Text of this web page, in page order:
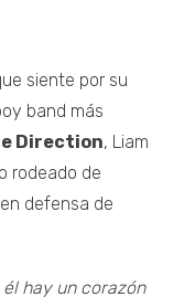
siente por su
band más
Direction, Liam
rodeado de
defensa de
hay un corazón